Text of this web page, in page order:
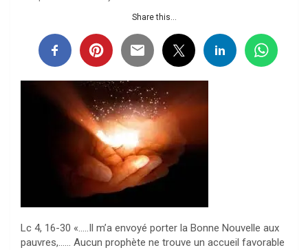
Share this...
Lc 4, 16-30 «…..Il m’a envoyé porter la Bonne Nouvelle aux
pauvres,…… Aucun prophète ne trouve un accueil favorable